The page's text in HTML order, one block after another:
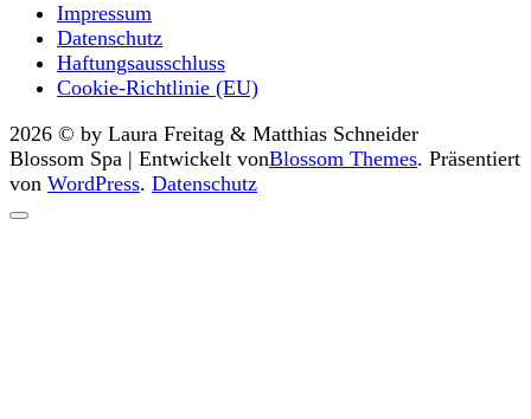
Impressum
Datenschutz
Haftungsausschluss
Cookie-Richtlinie (EU)
2026 © by Laura Freitag & Matthias Schneider
Blossom Spa | Entwickelt vonBlossom Themes. Präsentiert
von WordPress. Datenschutz